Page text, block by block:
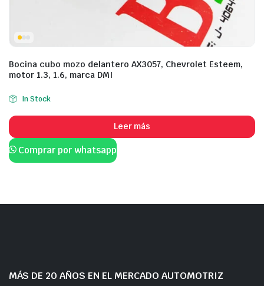
Bocina cubo mozo delantero AX3057, Chevrolet Esteem,
motor 1.3, 1.6, marca DMI
In Stock
Leer más
Comprar por whatsapp
MÁS DE 20 AÑOS EN EL MERCADO AUTOMOTRIZ